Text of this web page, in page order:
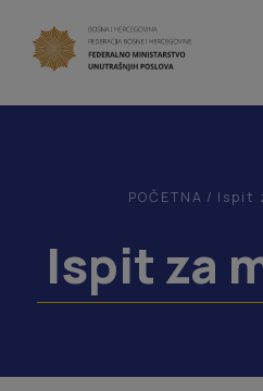
POČETNA / Ispit
Ispit za